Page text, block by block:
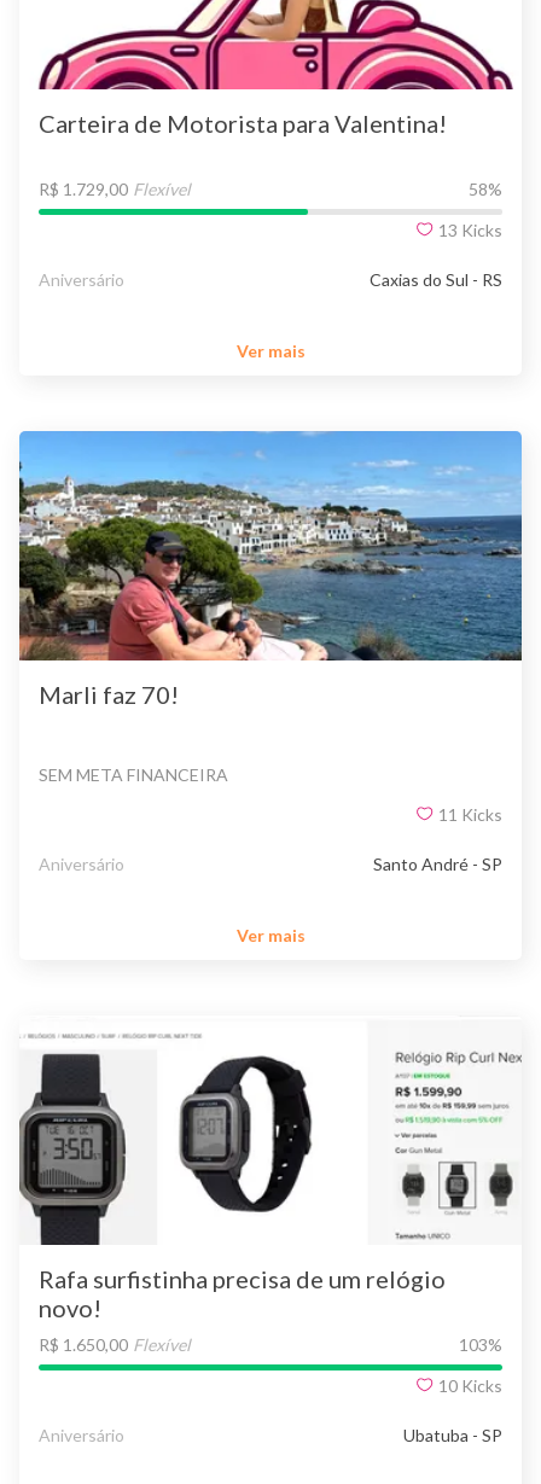
Carteira de Motorista para Valentina!
R$ 1.729,00 Flexível 58%
13 Kicks
Aniversário Caxias do Sul - RS
Ver mais
Marli faz 70!
SEM META FINANCEIRA
11 Kicks
Aniversário Santo André - SP
Ver mais
Rafa surfistinha precisa de um relógio
novo!
R$ 1.650,00 Flexível 103%
10 Kicks
Aniversário Ubatuba - SP